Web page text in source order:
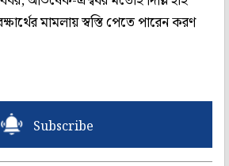
মামলায় স্বস্তি পেতে পারেন করণ
Subscribe